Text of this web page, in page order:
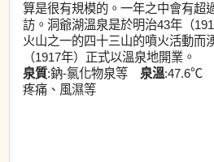
算是很有規模的。一年之中會有超
訪。洞爺湖溫泉是於明治43年（
火山之一的四十三山的噴火活動而
（1917年）正式以溫泉地開業。
泉質:鈉-氯化物泉等 泉溫
疼痛、風濕等